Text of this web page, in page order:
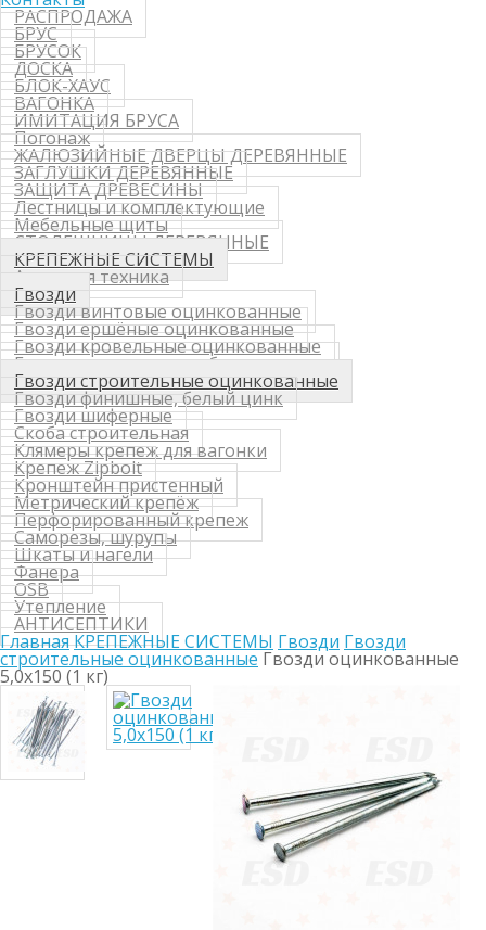
РАСПРОДАЖА
БРУС
БРУСОК
ДОСКА
БЛОК-ХАУС
ВАГОНКА
ИМИТАЦИЯ БРУСА
Погонаж
ЖАЛЮЗИЙНЫЕ ДВЕРЦЫ ДЕРЕВЯННЫЕ
ЗАГЛУШКИ ДЕРЕВЯННЫЕ
ЗАЩИТА ДРЕВЕСИНЫ
Лестницы и комплектующие
Мебельные щиты
СТОЛЕШНИЦЫ ДЕРЕВЯННЫЕ
КРЕПЕЖНЫЕ СИСТЕМЫ
Анкерная техника
Гвозди
Гвозди винтовые оцинкованные
Гвозди ершёные оцинкованные
Гвозди кровельные оцинкованные
Гвозди строительные без покрытия
Гвозди строительные оцинкованные
Гвозди финишные, белый цинк
Гвозди шиферные
Скоба строительная
Клямеры крепеж для вагонки
Крепеж Zipbolt
Кронштейн пристенный
Метрический крепёж
Перфорированный крепеж
Саморезы, шурупы
Шкаты и нагели
Фанера
OSB
Утепление
АНТИСЕПТИКИ
ГлавнаяКРЕПЕЖНЫЕ СИСТЕМЫ Гвозди Гвозди
строительные оцинкованные Гвозди оцинкованные
5,0х150 (1 кг)